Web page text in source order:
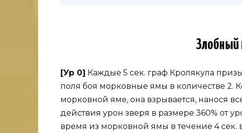
Злобный
[Ур 0] Каждые 5 сек. граф Кролякула
поля боя морковные ямы в количестве 2.
морковной яме, она взрывается, нанося
действия урон зверя в размере 360% от
время из морковной ямы в течение 4